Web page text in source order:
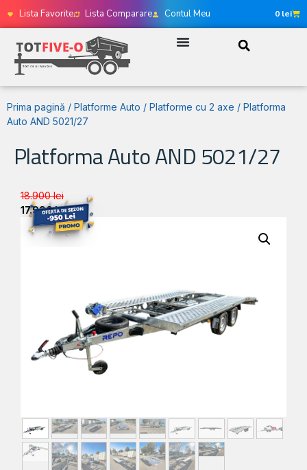
Lista Favorite Lista Comparare Contul Meu 0 lei
Prima pagină / Platforme Auto / Platforme cu 2 axe / Platforma
Auto AND 5021/27
Platforma Auto AND 5021/27
18.900lei
17.990lei